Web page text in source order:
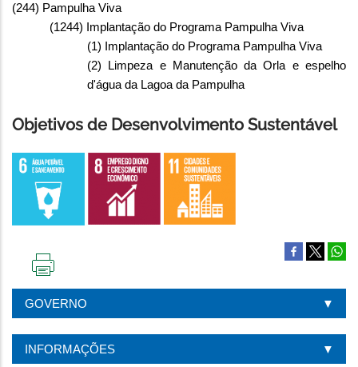
(244) Pampulha Viva
(1244) Implantação do Programa Pampulha Viva
(1) Implantação do Programa Pampulha Viva
(2) Limpeza e Manutenção da Orla e espelho
d'água da Lagoa da Pampulha
Objetivos de Desenvolvimento Sustentável
PÁGINA
GOVERNO
INFORMAÇÕES